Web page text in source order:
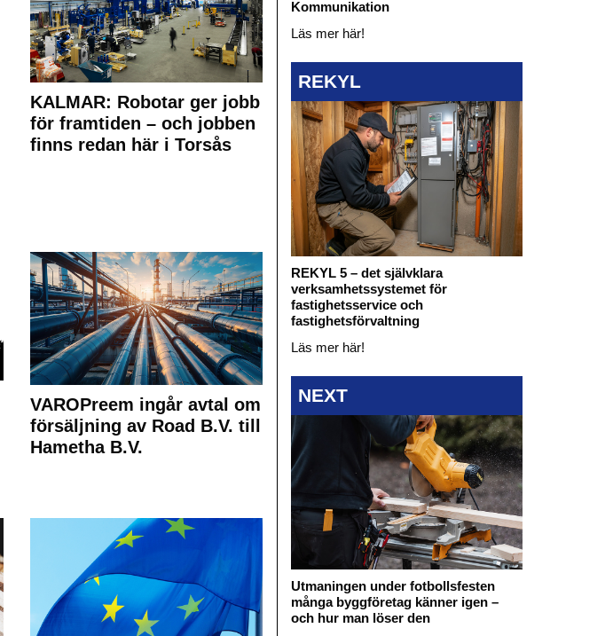
KALMAR: Robotar ger jobb
för framtiden – och jobben
finns redan här i Torsås
VAROPreem ingår avtal om
försäljning av Road B.V. till
Hametha B.V.
Kommunikation
Läs mer här!
REKYL
REKYL 5 – det självklara
verksamhetssystemet för
fastighetsservice och
fastighetsförvaltning
Läs mer här!
NEXT
Utmaningen under fotbollsfesten
många byggföretag känner igen –
och hur man löser den